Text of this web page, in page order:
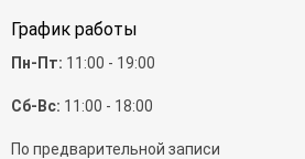
График работы
Пн-Пт: 11:00 - 19:00
Сб-Вс: 11:00 - 18:00
По предварительной записи